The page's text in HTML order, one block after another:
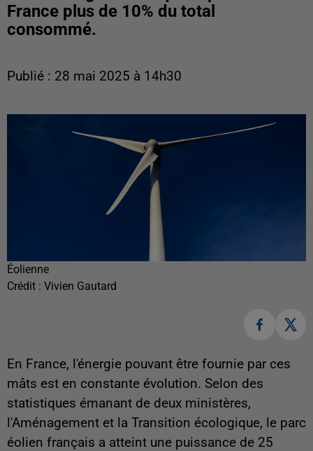
France plus de 10% du total
consommé.
Publié : 28 mai 2025 à 14h30
Éolienne
Crédit : Vivien Gautard
En France, l'énergie pouvant être fournie par ces
mâts est en constante évolution. Selon des
statistiques émanant de deux ministères,
l'Aménagement et la Transition écologique, le parc
éolien français a atteint une puissance de 25